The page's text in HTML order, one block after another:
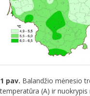
1 pav. Balandžio mėnesio
temperatūra (A) ir nuokrypis